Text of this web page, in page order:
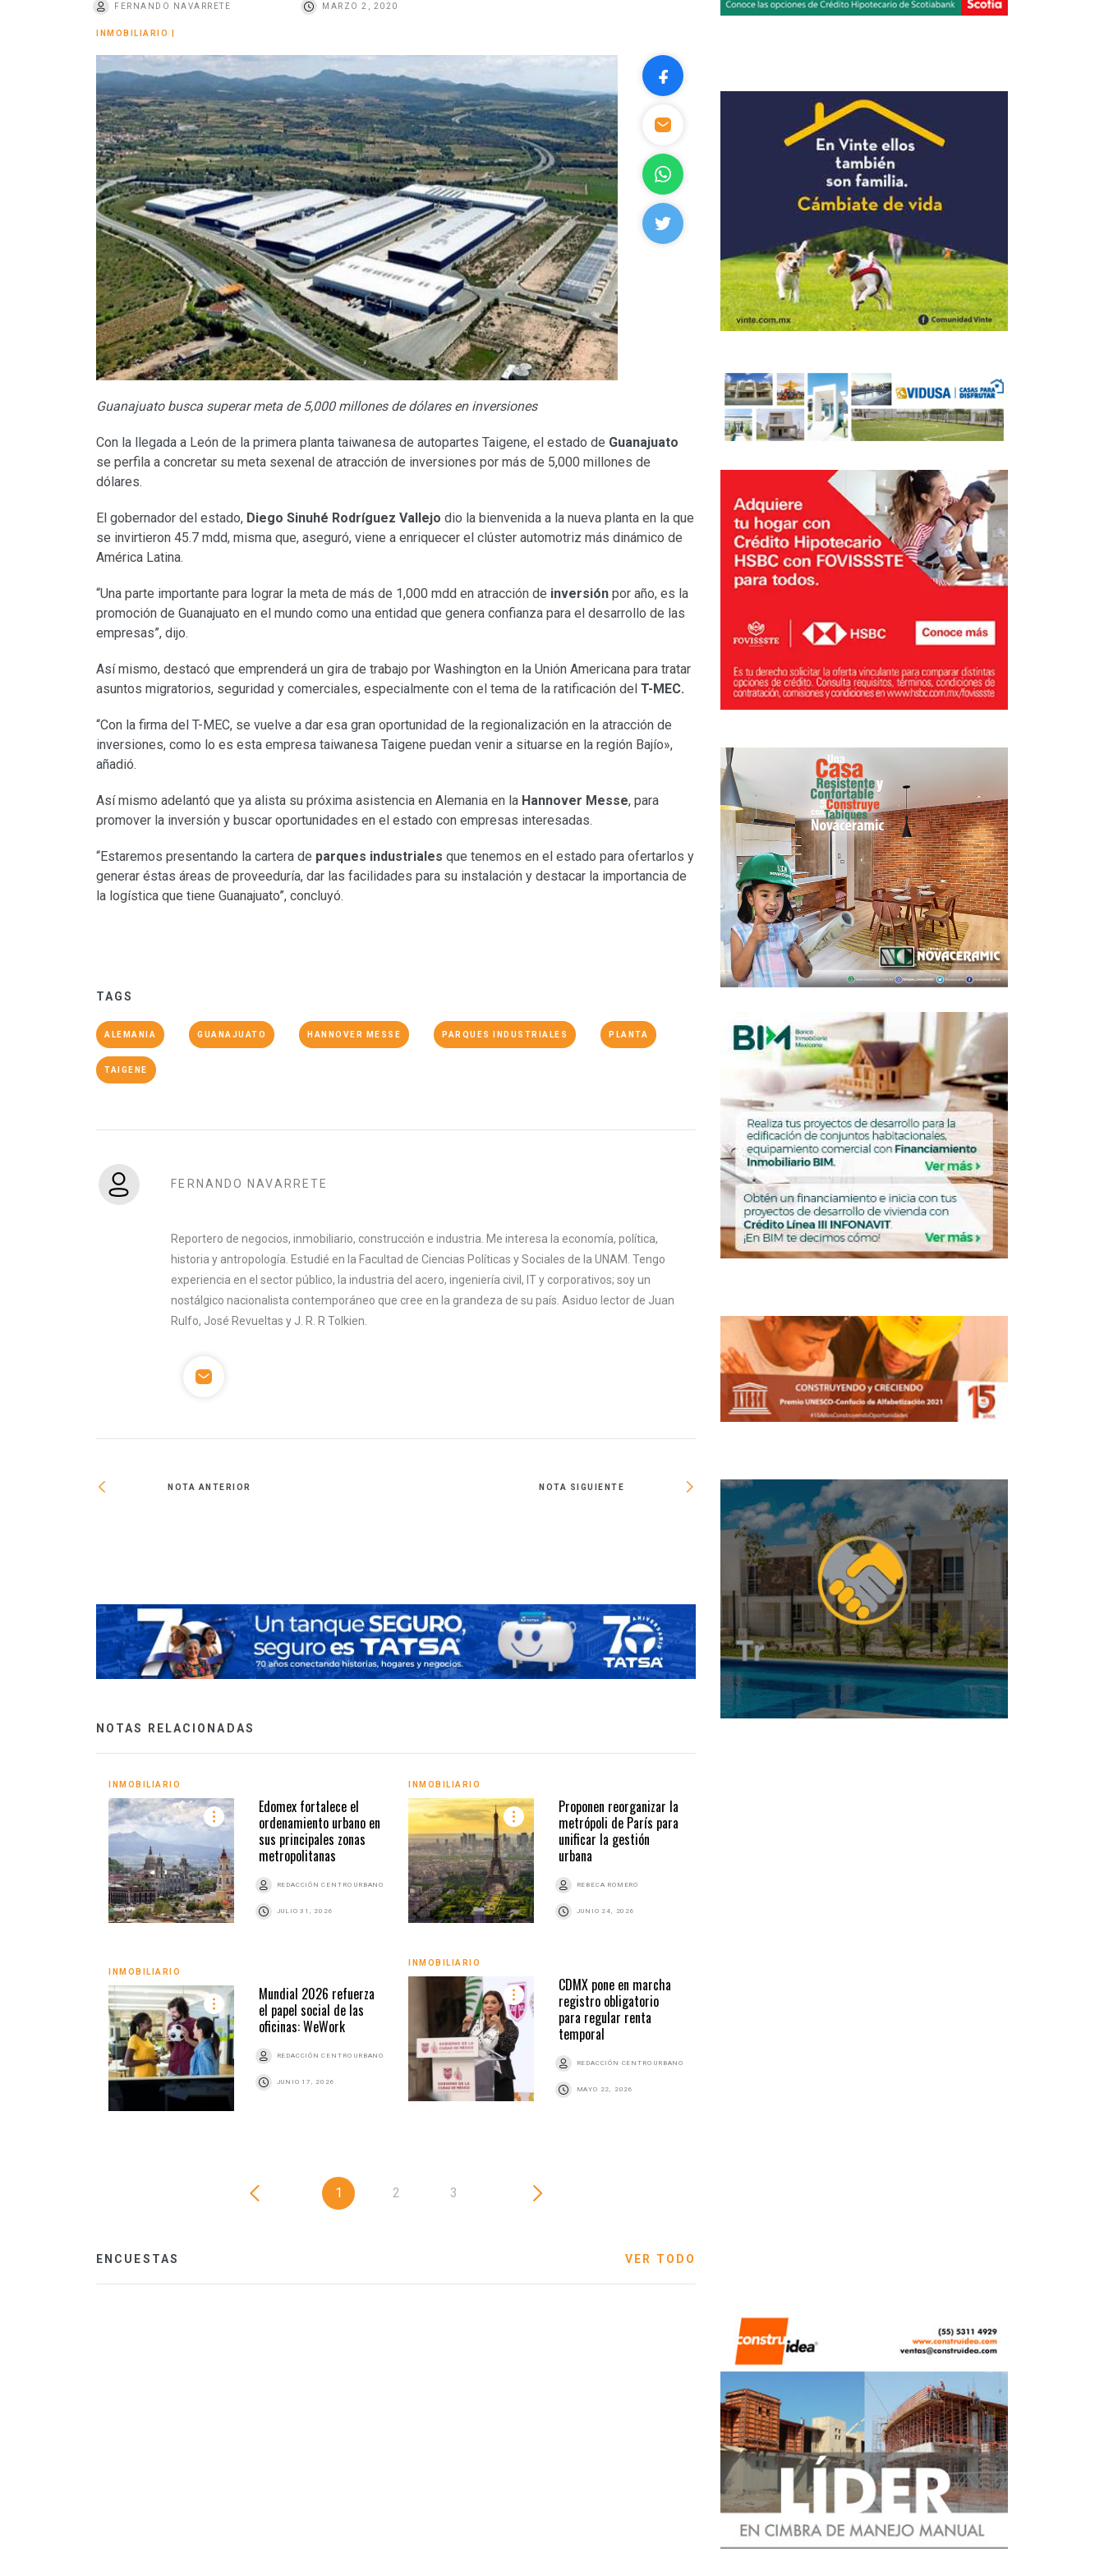
FERNANDO NAVARRETE MARZO 2, 2020
INMOBILIARIO
Guanajuato busca superar meta de 5,000 millones de dólares en inversiones
Con la llegada a León de la primera planta taiwanesa de autopartes Taigene, el estado de Guanajuato
se perfila a concretar su meta sexenal de atracción de inversiones por más de 5,000 millones de
dólares.
El gobernador del estado, Diego Sinuhé Rodríguez Vallejo dio la bienvenida a la nueva planta en la que
se invirtieron 45.7 mdd, misma que, aseguró, viene a enriquecer el clúster automotriz más dinámico de
América Latina.
“Una parte importante para lograr la meta de más de 1,000 mdd en atracción de inversión por año, es la
promoción de Guanajuato en el mundo como una entidad que genera confianza para el desarrollo de las
empresas”, dijo.
Así mismo, destacó que emprenderá un gira de trabajo por Washington en la Unión Americana para tratar
asuntos migratorios, seguridad y comerciales, especialmente con el tema de la ratificación del T-MEC.
“Con la firma del T-MEC, se vuelve a dar esa gran oportunidad de la regionalización en la atracción de
inversiones, como lo es esta empresa taiwanesa Taigene puedan venir a situarse en la región Bajío»,
añadió.
Así mismo adelantó que ya alista su próxima asistencia en Alemania en la Hannover Messe, para
promover la inversión y buscar oportunidades en el estado con empresas interesadas.
“Estaremos presentando la cartera de parques industriales que tenemos en el estado para ofertarlos y
generar éstas áreas de proveeduría, dar las facilidades para su instalación y destacar la importancia de
la logística que tiene Guanajuato”, concluyó.
TAGS
ALEMANIA GUANAJUATO HANNOVER MESSE PARQUES INDUSTRIALES PLANTA
TAIGENE
FERNANDO NAVARRETE
Reportero de negocios, inmobiliario, construcción e industria. Me interesa la economía, política,
historia y antropología. Estudié en la Facultad de Ciencias Políticas y Sociales de la UNAM. Tengo
experiencia en el sector público, la industria del acero, ingeniería civil, IT y corporativos; soy un
nostálgico nacionalista contemporáneo que cree en la grandeza de su país. Asiduo lector de Juan
Rulfo, José Revueltas y J. R. R Tolkien.
NOTA ANTERIOR NOTA SIGUIENTE
¿Qué significa el Derecho a la Ciudad? Esto
dice ONU-Hábitat
NOTAS RELACIONADAS
INMOBILIARIO
Edomex fortalece el
ordenamiento urbano en
sus principales zonas
metropolitanas
REDACCIÓN CENTRO URBANO
JULIO 31, 2026
INMOBILIARIO
Proponen reorganizar la
metrópoli de París para
unificar la gestión
urbana
REBECA ROMERO
JUNIO 24, 2026
INMOBILIARIO
Mundial 2026 refuerza
el papel social de las
oficinas: WeWork
REDACCIÓN CENTRO URBANO
JUNIO 17, 2026
INMOBILIARIO
CDMX pone en marcha
registro obligatorio
para regular renta
temporal
REDACCIÓN CENTRO URBANO
MAYO 22, 2026
1 2 3
ENCUESTAS VER TODO